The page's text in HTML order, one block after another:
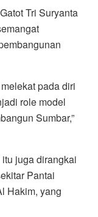
Tri Suryanta
pada diri
role model
Sumbar,”
juga dirangkai
Pantai
Hakim, yang